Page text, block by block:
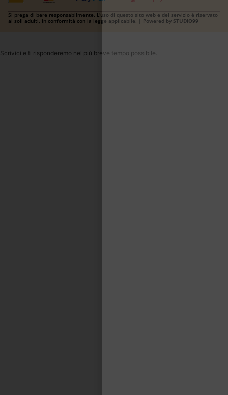
Si prega di bere responsabilmente. L'uso di questo sito web e del servizio è riservato
ai soli adulti, in conformità con la legge applicabile. | Powered by STUDIO99
Scrivici e ti risponderemo nel più breve tempo possibile.